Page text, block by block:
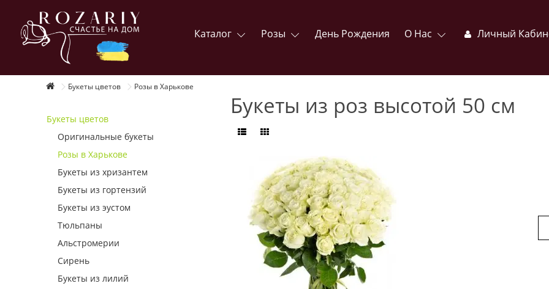
Каталог Розы День Рождения О Нас Личный
Букеты цветов Розы в Харькове
Букеты цветов
Оригинальные букеты
Розы в Харькове
Букеты из хризантем
Букеты из гортензий
Букеты из эустом
Тюльпаны
Альстромерии
Сирень
Букеты из лилий
Букеты из роз высотой 50 см